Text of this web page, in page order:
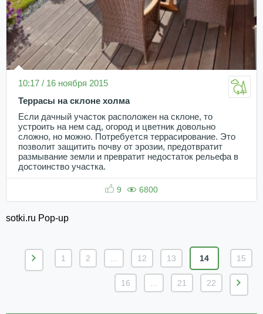
10:17 / 16 ноября 2015
Террасы на склоне холма
Если дачный участок расположен на склоне, то
устроить на нем сад, огород и цветник довольно
сложно, но можно. Потребуется террасирование. Это
позволит защитить почву от эрозии, предотвратит
размывание земли и превратит недостаток рельефа в
достоинство участка.
9 6800
sotki.ru Pop-up
1 2 12 13 14 15
16 21 22